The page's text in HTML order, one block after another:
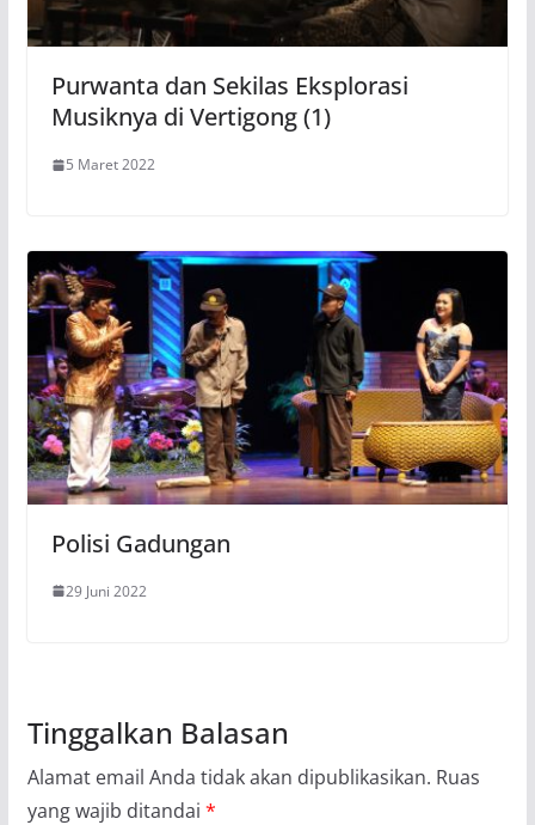
Purwanta dan Sekilas Eksplorasi
Musiknya di Vertigong (1)
5 Maret 2022
Polisi Gadungan
29 Juni 2022
Tinggalkan Balasan
Alamat email Anda tidak akan dipublikasikan. Ruas
yang wajib ditandai *